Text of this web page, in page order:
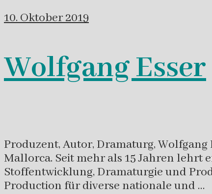
10. Oktober 2019
Wolfgang Esser
Produzent, Autor, Dramaturg,
Mallorca. Seit mehr als 15 Jahren lehrt
Stoffentwicklung, Dramaturgie und
Production für diverse nationale und …